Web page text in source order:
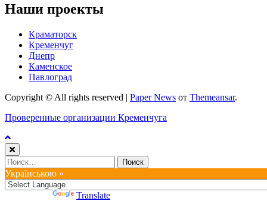
Наши проекты
Краматорск
Кременчуг
Днепр
Каменское
Павлоград
Copyright © All rights reserved | Paper News от Themeansar.
Проверенные организации Кременчуга
Найти:
Українською »
Translate